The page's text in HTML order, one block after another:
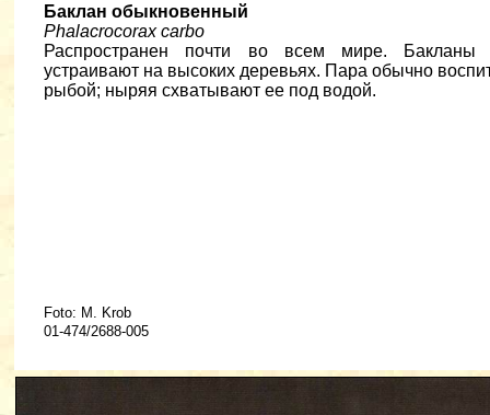
Баклан обыкновенный
Phalacrocorax carbo
Распространен почти во всем мире. Бакланы
устраивают на высоких деревьях. Пара обычно
рыбой; ныряя схватывают ее под водой.
Foto: M. Krob
01-474/2688-005